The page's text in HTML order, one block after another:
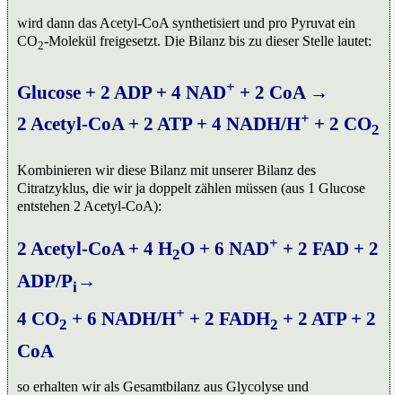
wird dann das Acetyl-CoA synthetisiert und pro Pyruvat ein
CO2-Molekül freigesetzt. Die Bilanz bis zu dieser Stelle lautet:
Glucose + 2 ADP + 4 NAD+ + 2 CoA →
2 Acetyl-CoA + 2 ATP + 4 NADH/H+ + 2 CO2
Kombinieren wir diese Bilanz mit unserer Bilanz des
Citratzyklus, die wir ja doppelt zählen müssen (aus 1 Glucose
entstehen 2 Acetyl-CoA):
2 Acetyl-CoA + 4 H2O + 6 NAD+ + 2 FAD + 2
ADP/Pi →
4 CO2 + 6 NADH/H+ + 2 FADH2 + 2 ATP + 2
CoA
so erhalten wir als Gesamtbilanz aus Glycolyse und